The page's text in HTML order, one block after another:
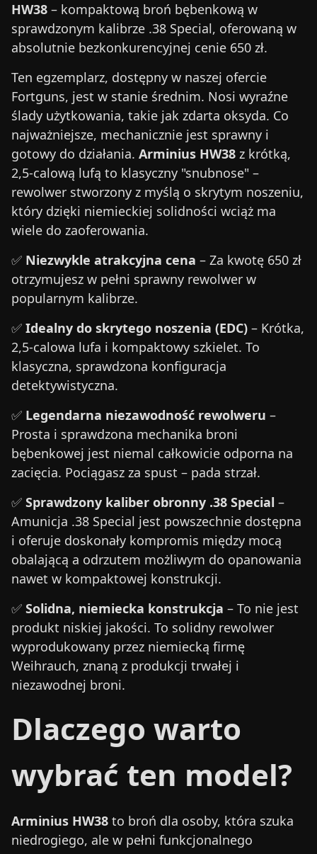
HW38 – kompaktową broń bębenkową w
sprawdzonym kalibrze .38 Special, oferowaną w
absolutnie bezkonkurencyjnej cenie 650 zł.
Ten egzemplarz, dostępny w naszej ofercie
Fortguns, jest w stanie średnim. Nosi wyraźne
ślady użytkowania, takie jak zdarta oksyda. Co
najważniejsze, mechanicznie jest sprawny i
gotowy do działania. Arminius HW38 z krótką,
2,5-calową lufą to klasyczny "snubnose" –
rewolwer stworzony z myślą o skrytym noszeniu,
który dzięki niemieckiej solidności wciąż ma
wiele do zaoferowania.
✅ Niezwykle atrakcyjna cena – Za kwotę 650 zł
otrzymujesz w pełni sprawny rewolwer w
popularnym kalibrze.
✅ Idealny do skrytego noszenia (EDC) – Krótka,
2,5-calowa lufa i kompaktowy szkielet. To
klasyczna, sprawdzona konfiguracja
detektywistyczna.
✅ Legendarna niezawodność rewolweru –
Prosta i sprawdzona mechanika broni
bębenkowej jest niemal całkowicie odporna na
zacięcia. Pociągasz za spust – pada strzał.
✅ Sprawdzony kaliber obronny .38 Special –
Amunicja .38 Special jest powszechnie dostępna
i oferuje doskonały kompromis między mocą
obalającą a odrzutem możliwym do opanowania
nawet w kompaktowej konstrukcji.
✅ Solidna, niemiecka konstrukcja – To nie jest
produkt niskiej jakości. To solidny rewolwer
wyprodukowany przez niemiecką firmę
Weihrauch, znaną z produkcji trwałej i
niezawodnej broni.
Dlaczego warto
wybrać ten model?
Arminius HW38 to broń dla osoby, która szuka
niedrogiego, ale w pełni funkcjonalnego